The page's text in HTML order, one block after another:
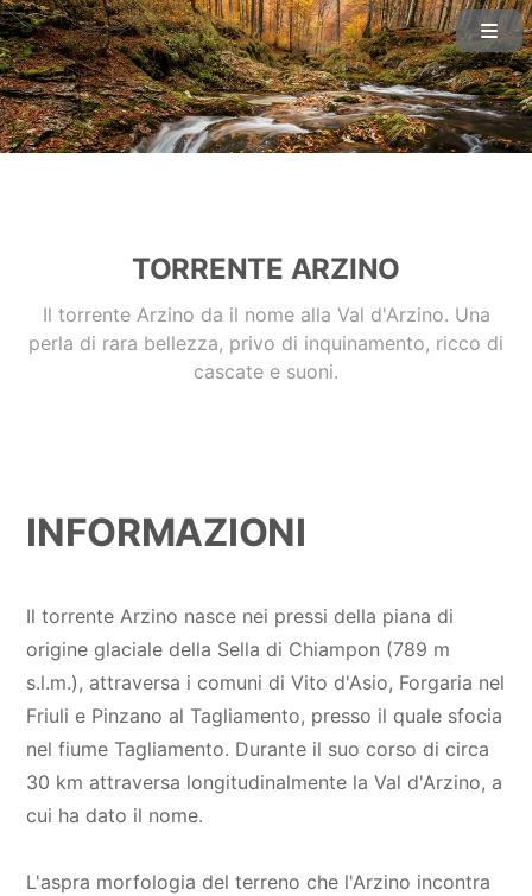
TORRENTE ARZINO
Il torrente Arzino da il nome alla Val d'Arzino. Una
perla di rara bellezza, privo di inquinamento, ricco di
cascate e suoni.
INFORMAZIONI
Il torrente Arzino nasce nei pressi della piana di
origine glaciale della Sella di Chiampon (789 m
s.l.m.), attraversa i comuni di Vito d'Asio, Forgaria nel
Friuli e Pinzano al Tagliamento, presso il quale sfocia
nel fiume Tagliamento. Durante il suo corso di circa
30 km attraversa longitudinalmente la Val d'Arzino, a
cui ha dato il nome.
L'aspra morfologia del terreno che l'Arzino incontra